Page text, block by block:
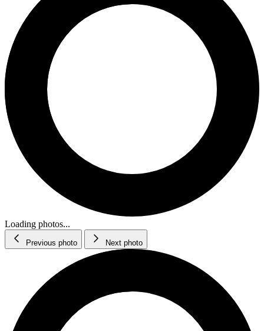
Loading photos...
Previous photo Next photo